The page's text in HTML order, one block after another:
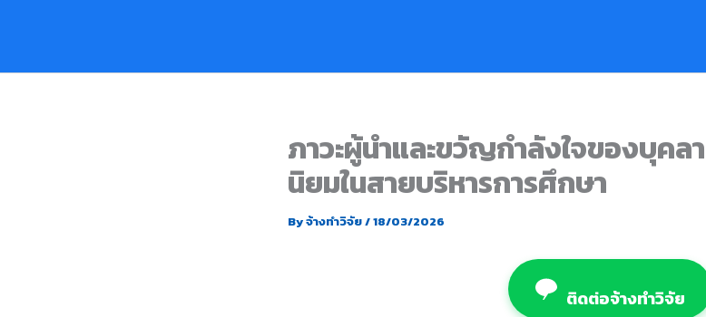
ภาวะผู้นำและขวัญกำลังใจของบุคล
นิยมในสายบริหารการศึกษา
Byจ้างทำวิจัย/18/03/2026
ติดต่อจ้างทำวิจัย